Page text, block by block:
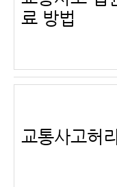
료 방법
교통사고허